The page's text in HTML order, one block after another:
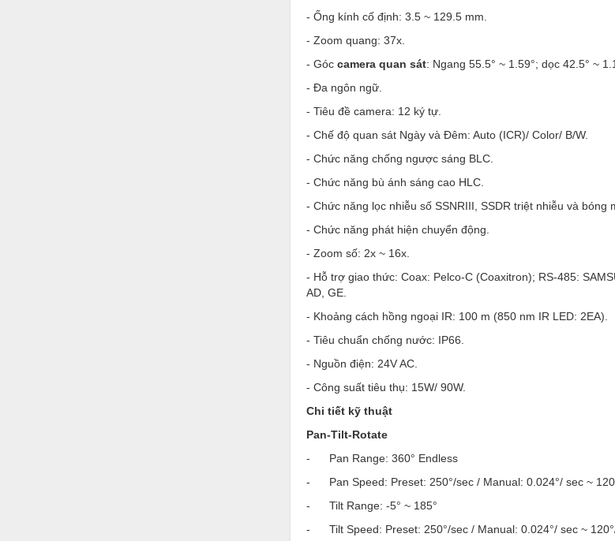
- Ống kính cố định: 3.5 ~ 129.5 mm.
- Zoom quang: 37x.
- Góc camera quan sát: Ngang 55.5° ~ 1.59°; dọc 42.5° ~
- Đa ngôn ngữ.
- Tiêu đề camera: 12 ký tự.
- Chế độ quan sát Ngày và Đêm: Auto (ICR)/ Color/ B/W.
- Chức năng chống ngược sáng BLC.
- Chức năng bù ánh sáng cao HLC.
- Chức năng lọc nhiễu số SSNRIII, SSDR triệt nhiễu và bóng
- Chức năng phát hiện chuyển động.
- Zoom số: 2x ~ 16x.
- Hỗ trợ giao thức: Coax: Pelco-C (Coaxitron); RS-485:
AD, GE.
- Khoảng cách hồng ngoại IR: 100 m (850 nm IR LED: 2EA).
- Tiêu chuẩn chống nước: IP66.
- Nguồn điện: 24V AC.
- Công suất tiêu thụ: 15W/ 90W.
Chi tiết kỹ thuật
Pan-Tilt-Rotate
- Pan Range: 360° Endless
- Pan Speed: Preset: 250°/sec / Manual: 0.024°/ sec ~
- Tilt Range: -5° ~ 185°
- Tilt Speed: Preset: 250°/sec / Manual: 0.024°/ sec ~